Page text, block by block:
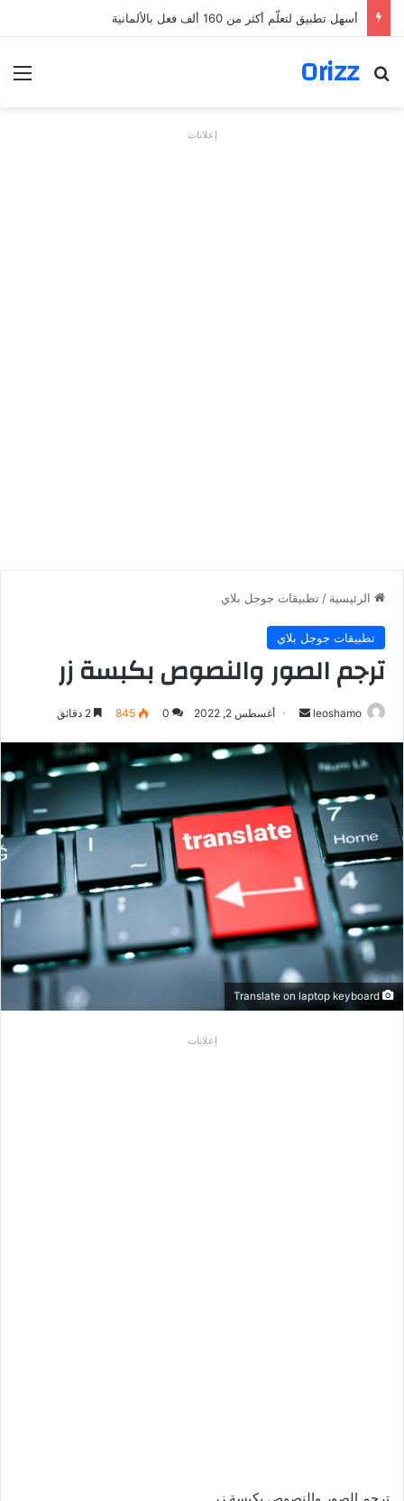
أسهل تطبيق لتعلّم أكثر من 160 ألف فعل بالألمانية
Orizz
بحث عن
إعلانات
الرئيسية / تطبيقات جوجل بلاي
تطبيقات جوجل بلاي
ترجم الصور والنصوص بكبسة زر
leoshamo
أرسل
إلكترونيا
أغسطس 2, 2022 0
845
إعلانات